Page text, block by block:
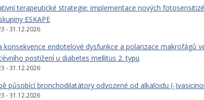
terapeutické strategie: implementace nových
ESKAPE
- 31.12.2026
konsekvence endotelové dysfunkce a polarizace makrofágů
postižení u diabetes mellitus 2. typu
- 31.12.2026
působící bronchodilatátory odvozené od alkaloidu (-
- 31.12.2026